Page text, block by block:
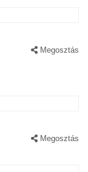
Megosztás
Megosztás